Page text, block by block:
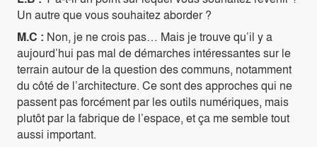
Un autre que vous souhaitez aborder ?
M.C : Non, je ne crois pas… Mais je trouve qu’il y a
aujourd’hui pas mal de démarches intéressantes sur le
terrain autour de la question des communs, notamment
du côté de l’architecture. Ce sont des approches qui ne
passent pas forcément par les outils numériques, mais
plutôt par la fabrique de l’espace, et ça me semble tout
aussi important.